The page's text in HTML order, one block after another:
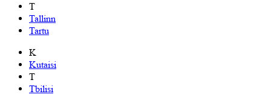
T
Tallinn
Tartu
K
Kutaisi
T
Tbilisi